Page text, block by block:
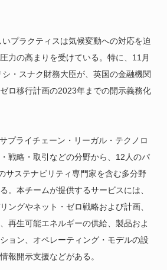
プラクティスは気候変動への対応を迫
力の高まりを受けている。特に、11月
・スナク財務大臣が、英国の金融機関
ロ移行計画の2023年までの開示義務化
プライチェーン・リーガル・テクノロ
戦略・取引などの分野から、12人のパ
サステナビリティ専門家を含む多分野
。本チームが提供するサービスには、
ングやネット・ゼロ戦略および計画、
再生可能エネルギーの供給、製品およ
ョン、オペレーティング・モデルの設
報開示支援などがある。